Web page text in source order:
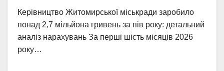
Керівництво Житомирської міськради заробило
понад 2,7 мільйона гривень за пів року: детальний
аналіз нарахувань За перші шість місяців 2026
року…